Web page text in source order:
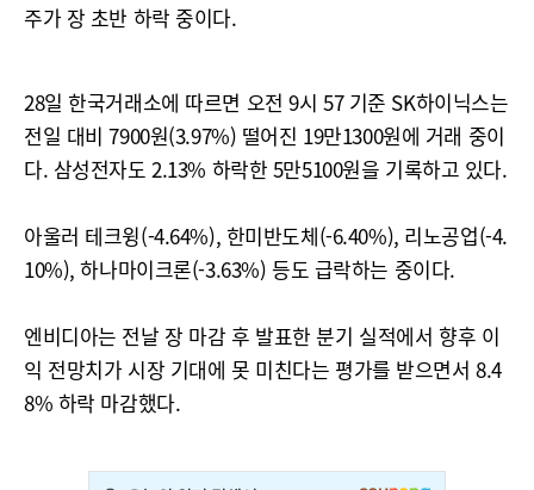
주가 장 초반 하락 중이다.
28일 한국거래소에 따르면 오전 9시 57 기준 SK하이닉스는
전일 대비 7900원(3.97%) 떨어진 19만1300원에 거래 중이
다. 삼성전자도 2.13% 하락한 5만5100원을 기록하고 있다.
아울러 테크윙(-4.64%), 한미반도체(-6.40%), 리노공업(-4.
10%), 하나마이크론(-3.63%) 등도 급락하는 중이다.
엔비디아는 전날 장 마감 후 발표한 분기 실적에서 향후 이
익 전망치가 시장 기대에 못 미친다는 평가를 받으면서 8.4
8% 하락 마감했다.